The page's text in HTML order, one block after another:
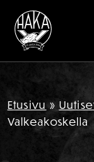
Siirry sisältöön
Etusivu »
Valkeakoskella